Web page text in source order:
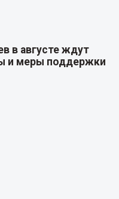
в августе ждут
и меры поддержки